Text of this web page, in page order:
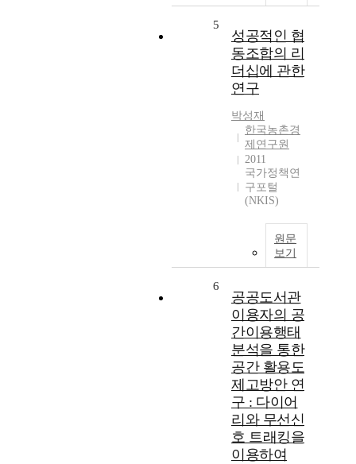
5
성공적인 협
동조합의 리
더십에 관한
연구
박성재
한국농촌경
제연구원
2011
국가정책연
구포털
(NKIS)
원문
보기
6
공공도서관
이용자의 공
간이용행태
분석을 통한
공간 활용도
제고방안 연
구 : 다이어
리와 무선신
호 트래킹을
이용하여